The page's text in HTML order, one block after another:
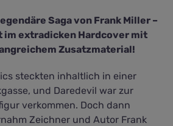
Saga von Frank Miller –
im extradicken Hardcover mit
Zusatzmaterial!
steckten inhaltlich in einer
und Daredevil war zur
verkommen. Doch dann
Zeichner und Autor Frank